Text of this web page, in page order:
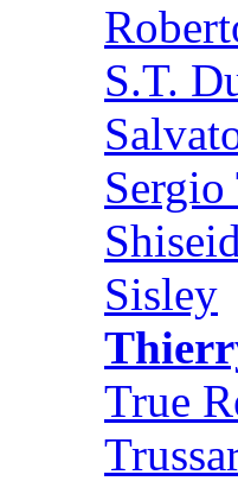
S.T.
Sisley
True